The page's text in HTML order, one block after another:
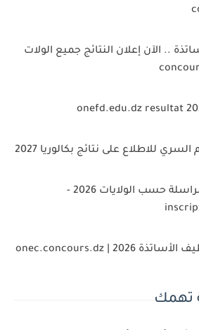
.. الآن إعلان النتائج جميع الولات
للاطلاع على نتائج بكالوريا 2027
استخراج نتائج المراسلة حسب الولايات 2026 -
نتائج مسابقة توظيف الأساتذة 2026 | onec.concours.dz